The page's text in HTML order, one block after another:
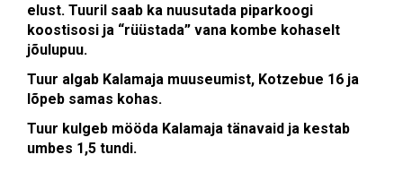
elust. Tuuril saab ka nuusutada piparkoogi
koostisosi ja “rüüstada” vana kombe kohaselt
jõulupuu.
Tuur algab Kalamaja muuseumist, Kotzebue 16 ja
lõpeb samas kohas.
Tuur kulgeb mööda Kalamaja tänavaid ja kestab
umbes 1,5 tundi.